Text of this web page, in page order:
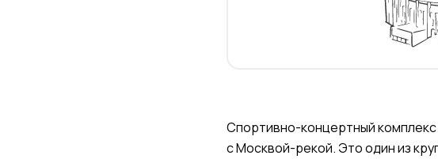
Спортивно-концертный
с Москвой-рекой. Это один из